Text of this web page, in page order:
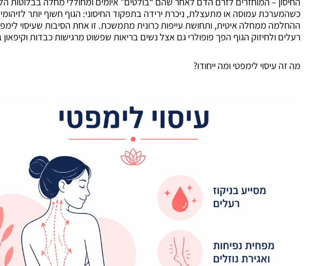
כשהמערכת עמוסה או מתעצלת, ניכרת ירידה בתפקוד החיסוני: הגוף חשוף יותר
ההחלמה ממחלה איטית, ותחושת עייפות כרונית מתמשכת. זו אחת הסיבות שעיסוי
רעלים ולחיזוק הגוף הפך פופולרי גם אצל נשים בריאות שפשוט מרגישות כבדות וקיפאון
מה זה עיסוי לימפטי ומה ייחודו?